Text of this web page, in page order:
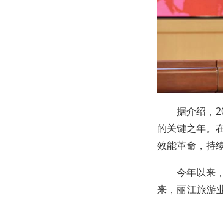
据介绍，
的关键之年。
效能革命，持
今年以来
来，丽江旅游